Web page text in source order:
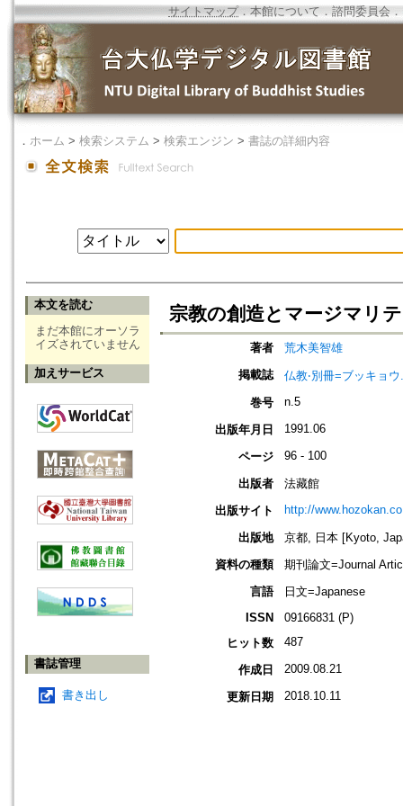
サイトマップ．本館について ． 諮問委員会 ．
． ホーム > 検索システム > 検索エンジン > 書誌の詳細内容
本文を読む
まだ本館にオーソラ
イズされていません
加えサービス
書誌管理
書き出し
宗教の創造とマージマリ
著者
荒木美智雄
掲載誌
仏教‧別冊=ブッキョ
巻号
n.5
出版年月日 1991.06
ページ 96 - 100
出版者
法藏館
出版サイト
http://
出版地
京都, 日本 [Kyoto,
資料の種類
期刊論文=Journal
言語
日文=Japanese
ISSN
09166831 (P)
ヒット数
487
作成日 2009.08.21
更新日期 2018.10.11